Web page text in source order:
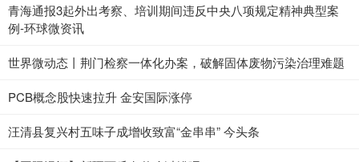
青海通报3起外出考察、培训期间违反中央八项规定精神典型案
例-环球微资讯
世界微动态丨荆门检察一体化办案，破解固体废物污染治理难题
PCB概念股快速拉升 金安国际涨停
汪清县复兴村五味子成增收致富“金串串” 今头条